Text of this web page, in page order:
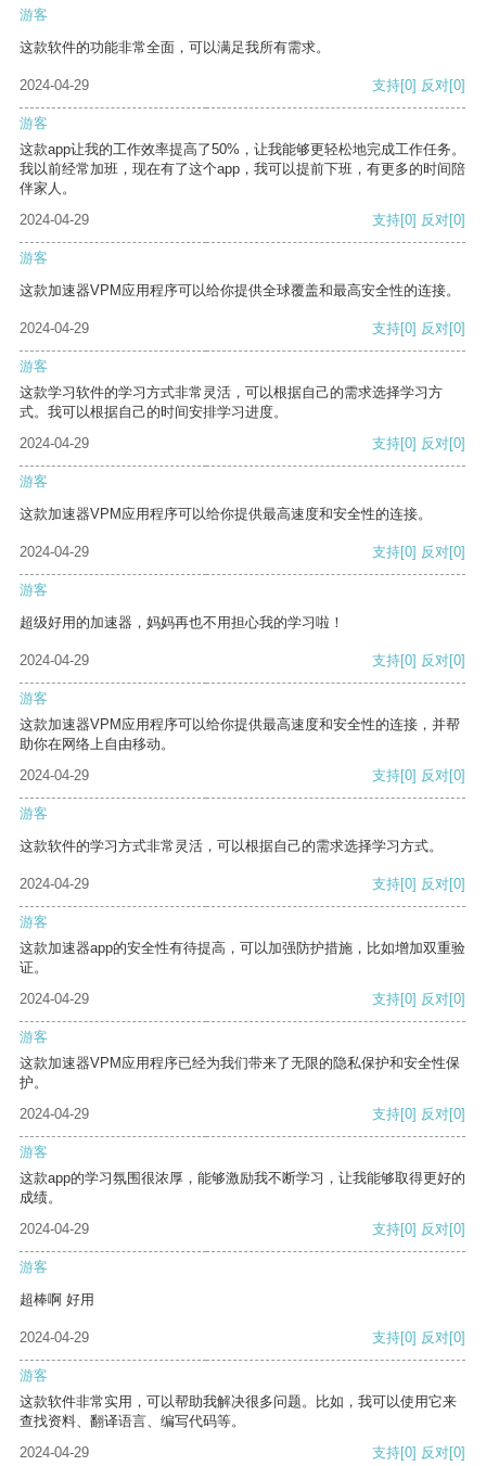
游客
这款软件的功能非常全面，可以满足我所有需求。
2024-04-29 支持[0] 反对[0]
游客
这款app让我的工作效率提高了50%，让我能够更轻松地完成工作任务。
我以前经常加班，现在有了这个app，我可以提前下班，有更多的时间陪
伴家人。
2024-04-29
支持[0] 反对[0]
游客
这款加速器VPM应用程序可以给你提供全球覆盖和最高安全性的连接。
2024-04-29 支持[0] 反对[0]
游客
这款学习软件的学习方式非常灵活，可以根据自己的需求选择学习方
式。我可以根据自己的时间安排学习进度。
2024-04-29
支持[0] 反对[0]
游客
这款加速器VPM应用程序可以给你提供最高速度和安全性的连接。
2024-04-29 支持[0] 反对[0]
游客
超级好用的加速器，妈妈再也不用担心我的学习啦！
2024-04-29 支持[0] 反对[0]
游客
这款加速器VPM应用程序可以给你提供最高速度和安全性的连接，并帮
助你在网络上自由移动。
2024-04-29
支持[0] 反对[0]
游客
这款软件的学习方式非常灵活，可以根据自己的需求选择学习方式。
2024-04-29 支持[0] 反对[0]
游客
这款加速器app的安全性有待提高，可以加强防护措施，比如增加双重验
证。
2024-04-29
支持[0] 反对[0]
游客
这款加速器VPM应用程序已经为我们带来了无限的隐私保护和安全性保
护。
2024-04-29
支持[0] 反对[0]
游客
这款app的学习氛围很浓厚，能够激励我不断学习，让我能够取得更好的
成绩。
2024-04-29
支持[0] 反对[0]
游客
超棒啊 好用
2024-04-29 支持[0] 反对[0]
游客
这款软件非常实用，可以帮助我解决很多问题。比如，我可以使用它来
查找资料、翻译语言、编写代码等。
2024-04-29
支持[0] 反对[0]